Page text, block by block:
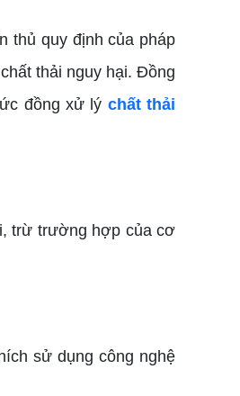
thủ quy định của pháp
thải nguy hại. Đồng
đồng xử lý chất thải
trừ trường hợp của cơ
sử dụng công nghệ